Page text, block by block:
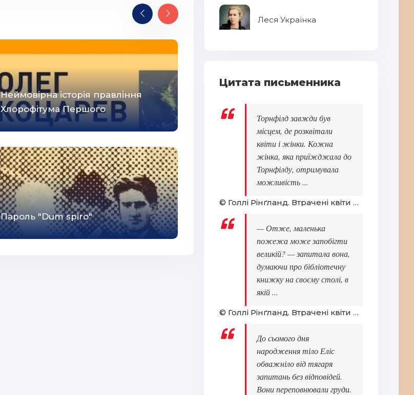
Неймовірна історія правління
Хлорофітума Першого
Пароль "Dum spiro"
Срібні чоловічі ланцюжки – і для
себе і на подарунок - Реклама
Леся Українка
Цитата письменника
Торнфілд завжди був
місцем, де розквітали
квіти і жінки. Кожна
жінка, яка приїжджала до
Торнфілду, отримувала
можливість ...
© Голлі Рінґланд. Втрачені квіти Еліс Гарт
— Отже, маленька
пожежа може запобігти
великій? — запитала вона,
думаючи про бібліотечну
книжку на своєму столі, в
якій ...
© Голлі Рінґланд. Втрачені квіти Еліс Гарт
До сьомого дня
народження тіло Еліс
обважніло від тягаря
запитань без відповідей.
Вони переповнювали груди.